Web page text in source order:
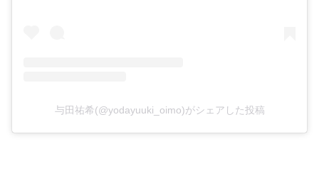
与田祐希(@yodayuuki_oimo)がシェアした投稿